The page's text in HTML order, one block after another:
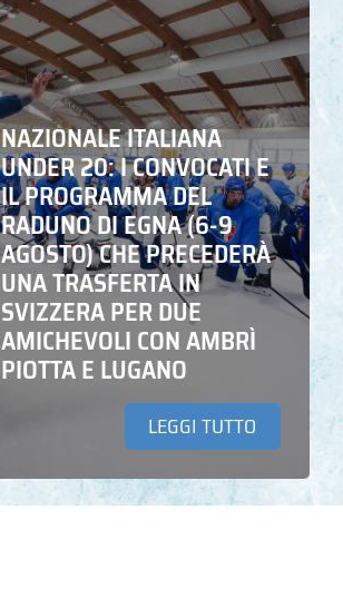
NAZIONALE ITALIANA
UNDER 20: I CONVOCATI E
IL PROGRAMMA DEL
RADUNO DI EGNA (6-9
AGOSTO) CHE PRECEDERÀ
UNA TRASFERTA IN
SVIZZERA PER DUE
AMICHEVOLI CON AMBRÌ
PIOTTA E LUGANO
LEGGI TUTTO